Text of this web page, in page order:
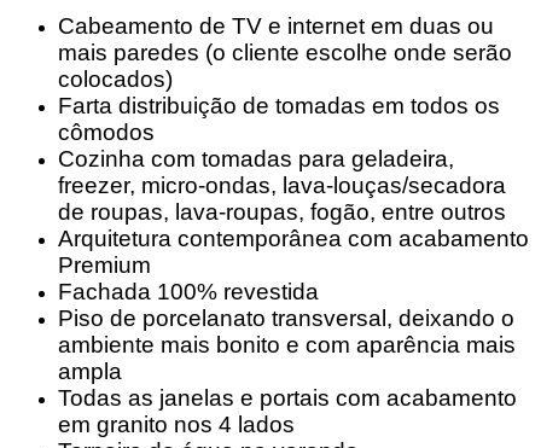
Cabeamento de TV e internet em duas ou
mais paredes (o cliente escolhe onde serão
colocados)
Farta distribuição de tomadas em todos os
cômodos
Cozinha com tomadas para geladeira,
freezer, micro-ondas, lava-louças/secadora
de roupas, lava-roupas, fogão, entre outros
Arquitetura contemporânea com acabamento
Premium
Fachada 100% revestida
Piso de porcelanato transversal, deixando o
ambiente mais bonito e com aparência mais
ampla
Todas as janelas e portais com acabamento
em granito nos 4 lados